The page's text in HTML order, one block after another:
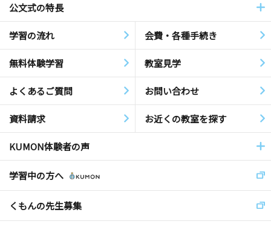
公文式の特長
学習の流れ 会費・各種手続き
無料体験学習 教室見学
よくあるご質問 お問い合わせ
資料請求 お近くの教室を探す
KUMON体験者の声
学習中の方へ
くもんの先生募集